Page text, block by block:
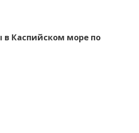
в Каспийском море по